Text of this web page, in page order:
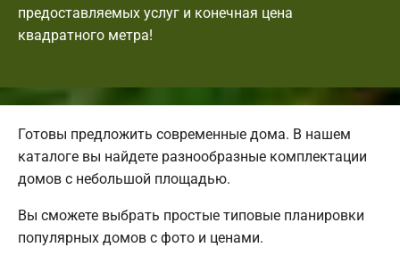
предоставляемых услуг и конечная цена
квадратного метра!
Готовы предложить современные дома. В нашем
каталоге вы найдете разнообразные комплектации
домов с небольшой площадью.
Вы сможете выбрать простые типовые планировки
популярных домов с фото и ценами.